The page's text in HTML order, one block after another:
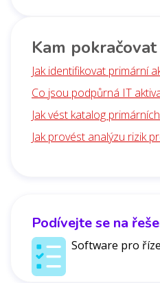
Podívejte se na
Software pro
Kam
Jak identifikovat primární
Co jsou podpůrná IT
Jak vést katalog
Jak provést analýzu rizik